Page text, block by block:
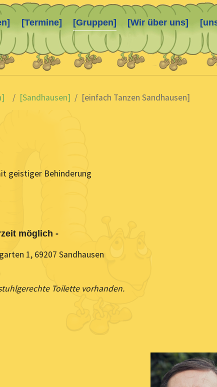
[Termine] [Gruppen] [Wir über uns]
[Sandhausen] [einfach Tanzen Sandhausen]
geistiger Behinderung
möglich -
1, 69207 Sandhausen
Toilette vorhanden.